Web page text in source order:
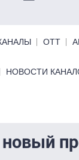
ОТТ
НОВОСТИ